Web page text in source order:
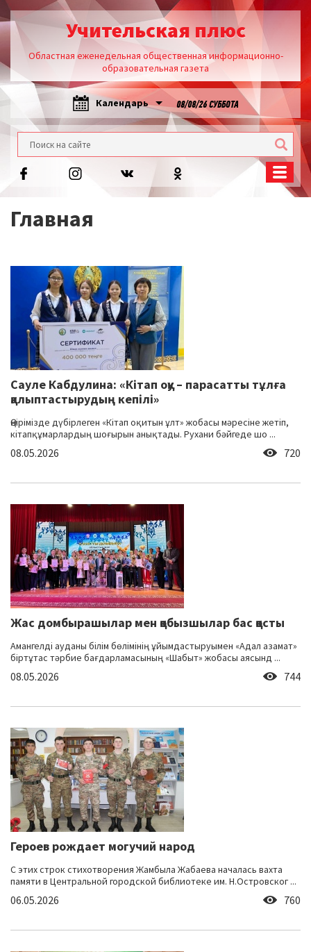
Учительская плюс
Областная еженедельная общественная информационно-
образовательная газета
Календарь 08/08/26 СУББОТА
Главная
Сауле Кабдулина: «Кітап оқу – парасатты тұлға
қалыптастырудың кепілі»
Өңірімізде дүбірлеген «Кітап оқитын ұлт» жобасы мәресіне жетіп,
кітапқұмарлардың шоғырын анықтады. Рухани бәйгеде шо ...
08.05.2026 720
Жас домбырашылар мен қобызшылар бас қосты
Амангелді ауданы білім бөлімінің ұйымдастыруымен «Адал азамат»
біртұтас тәрбие бағдарламасының «Шабыт» жобасы аясынд ...
08.05.2026 744
Героев рождает могучий народ
С этих строк стихотворения Жамбыла Жабаева началась вахта
памяти в Центральной городской библиотеке им. Н.Островског ...
06.05.2026 760